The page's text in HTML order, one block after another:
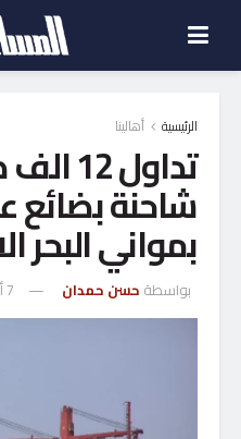
الرئيسية أهالينا
شاحنة بضائع
بمواني البحر
بواسطة حسن حمدان 7 أغسطس، 2024